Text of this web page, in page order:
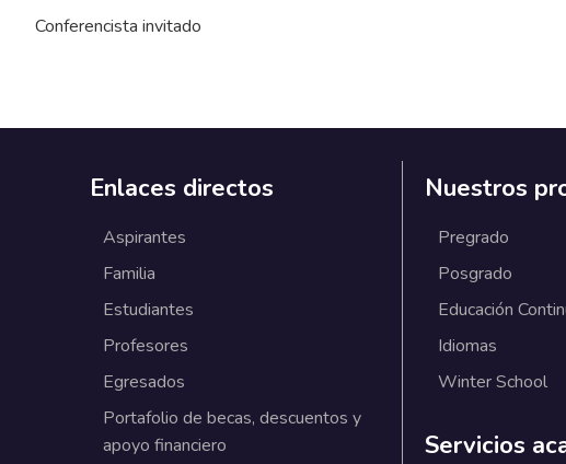
Conferencista invitado
Enlaces directos
Aspirantes
Familia
Estudiantes
Profesores
Egresados
Portafolio de becas, descuentos y
apoyo financiero
Nuestros
Pregrado
Posgrado
Educación
Idiomas
Winter School
Servicios